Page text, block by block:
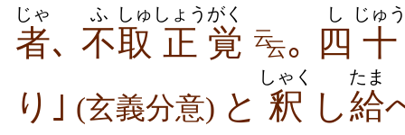
者
じゃ
､ 不
ふ
取
しゅ
正
しょう
覚
がく
云云｡ 四
し
十
じゅ
り｣ (玄義分意) と 釈
しゃく
し給
たま